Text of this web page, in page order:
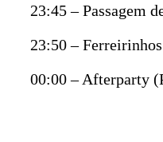
23:45 – Passagem
23:50 – Ferreirinhos
00:00 – Afterparty